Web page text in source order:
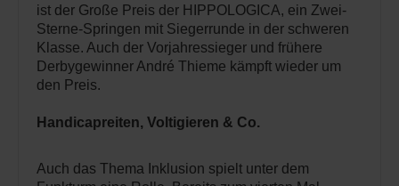
ist der Große Preis der HIPPOLOGICA, ein Zwei-
Sterne-Springen mit Siegerrunde in der schweren
Klasse. Auch der Vorjahressieger und frühere
Derbygewinner André Thieme kämpft wieder um
den Preis.
Handicapreiten, Voltigieren & Co.
Auch das Thema Inklusion spielt unter dem